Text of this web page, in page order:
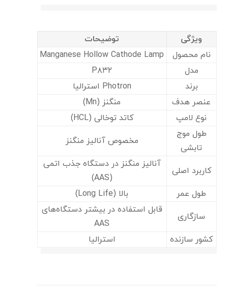
ویژگی
توضیحات
نام محصول
Manganese Hollow Cathode Lamp
مدل
P۸۳۲
برند
Photron استرالیا
عنصر هدف
منگنز (Mn)
نوع لامپ
کاتد توخالی (HCL)
طول موج
تابشی
مخصوص آنالیز منگنز
کاربرد اصلی
آنالیز منگنز در دستگاه جذب اتمی
(AAS)
طول عمر
بالا (Long Life)
سازگاری
قابل استفاده در بیشتر دستگاه‌های
AAS
کشور سازنده
استرالیا